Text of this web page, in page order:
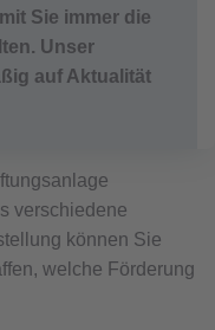
Sie immer die
Unser
auf Aktualität
verschiedene
können Sie
welche Förderung